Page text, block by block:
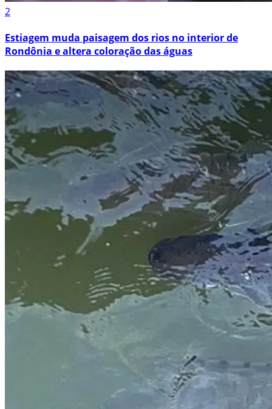
2
Estiagem muda paisagem dos rios no interior de
Rondônia e altera coloração das águas